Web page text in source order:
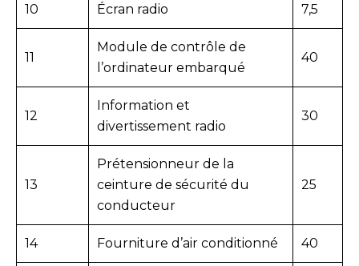
10 Écran radio 7,5
11
Module de contrôle de
l’ordinateur embarqué
40
12
Information et
divertissement radio
30
13
Prétensionneur de la
ceinture de sécurité du
conducteur
25
14 Fourniture d’air conditionné 40